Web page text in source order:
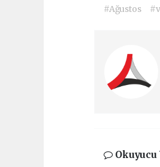
#Ağustos
Okuyucu